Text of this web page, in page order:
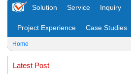
Solution Service Inquiry
Project Experience Case Studies
Home
Latest Post